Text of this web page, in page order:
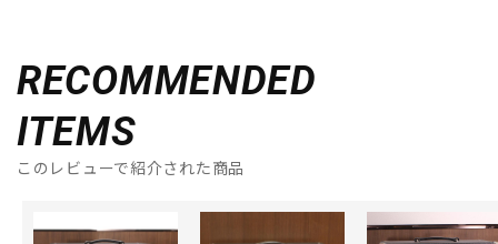
RECOMMENDED
ITEMS
このレビューで紹介された商品